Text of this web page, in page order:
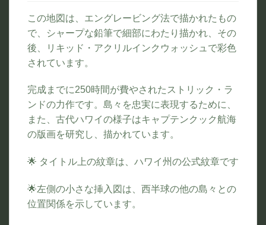
この地図は、エングレービング法で描かれたもの
で、シャープな鉛筆で細部にわたり描かれ、その
後、リキッド・アクリルインクウォッシュで彩色
されています。
完成までに250時間が費やされたストリック・ラ
ンドの力作です。島々を忠実に表現するために、
また、古代ハワイの様子はキャプテンクック航海
の版画を研究し、描かれています。
🌟 タイトル上の紋章は、ハワイ州の公式紋章です
🌟左側の小さな挿入図は、西半球の他の島々との
位置関係を示しています。